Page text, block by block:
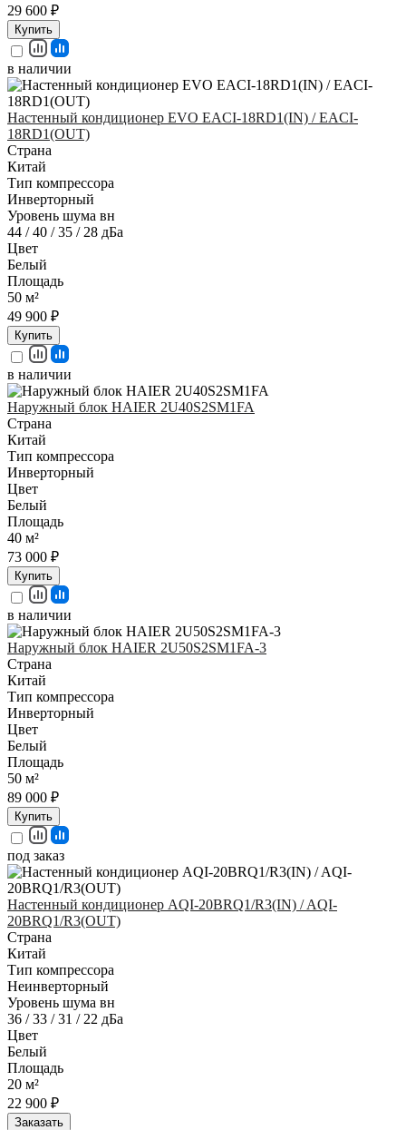
29 600 ₽
Купить
в наличии
Настенный кондиционер EVO EACI-18RD1(IN) / EACI-
18RD1(OUT)
Страна
Китай
Тип компрессора
Инверторный
Уровень шума вн
44 / 40 / 35 / 28 дБа
Цвет
Белый
Площадь
50 м²
49 900 ₽
Купить
в наличии
Наружный блок HAIER 2U40S2SM1FA
Страна
Китай
Тип компрессора
Инверторный
Цвет
Белый
Площадь
40 м²
73 000 ₽
Купить
в наличии
Наружный блок HAIER 2U50S2SM1FA-3
Страна
Китай
Тип компрессора
Инверторный
Цвет
Белый
Площадь
50 м²
89 000 ₽
Купить
под заказ
Настенный кондиционер AQI-20BRQ1/R3(IN) / AQI-
20BRQ1/R3(OUT)
Страна
Китай
Тип компрессора
Неинверторный
Уровень шума вн
36 / 33 / 31 / 22 дБа
Цвет
Белый
Площадь
20 м²
22 900 ₽
Заказать